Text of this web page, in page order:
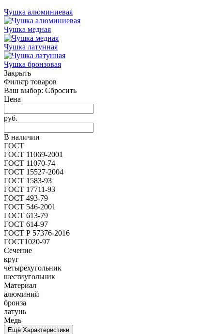
Чушка алюминиевая
Чушка медная
Чушка латунная
Чушка бронзовая
Закрыть
Фильтр товаров
Ваш выбор: Сбросить
Цена
руб.
В наличии
ГОСТ
ГОСТ 11069-2001
ГОСТ 11070-74
ГОСТ 15527-2004
ГОСТ 1583-93
ГОСТ 17711-93
ГОСТ 493-79
ГОСТ 546-2001
ГОСТ 613-79
ГОСТ 614-97
ГОСТ Р 57376-2016
ГОСТ1020-97
Сечение
круг
четырехугольник
шестиугольник
Материал
алюминий
бронза
латунь
Медь
Ещё Характеристики